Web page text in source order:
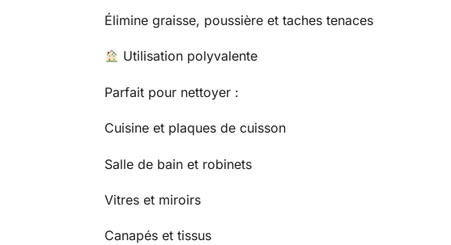
Élimine graisse, poussière et taches tenaces
Utilisation polyvalente
Parfait pour nettoyer :
Cuisine et plaques de cuisson
Salle de bain et robinets
Vitres et miroirs
Canapés et tissus